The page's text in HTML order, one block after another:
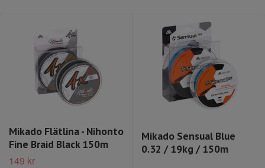
Mikado Flätlina - Nihonto
Fine Braid Black 150m
149 kr
Mikado Sensual Blue
0.32 / 19kg / 150m